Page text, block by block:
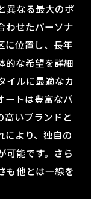
異なる最大のポ
わせたパーソナ
に位置し、長年
的な希望を詳細
イルに最適なカ
ートは豊富なバ
高いブランドと
により、独自の
可能です。さら
も他とは一線を